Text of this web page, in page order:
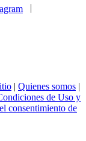
| Quienes somos |
de Uso y
consentimiento de